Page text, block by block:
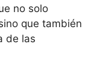
no solo
que también
de las